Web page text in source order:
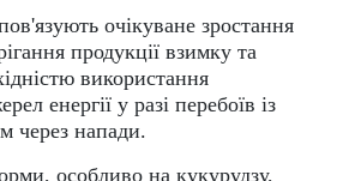
очікуване зростання
продукції взимку та
використання
енергії у разі перебоїв із
через напади.
особливо на кукурудзу,